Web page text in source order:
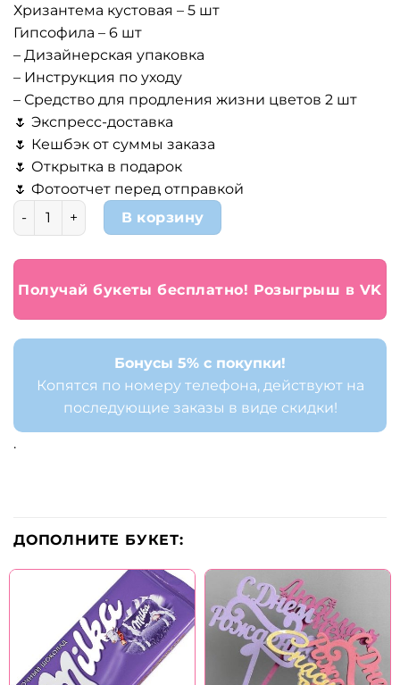
4
910 ₽.
390 ₽.
Хризантема кустовая – 5 шт
Гипсофила – 6 шт
– Дизайнерская упаковка
– Инструкция по уходу
– Средство для продления жизни цветов 2 шт
🌷 Экспресс-доставка
🌷 Кешбэк от суммы заказа
🌷 Открытка в подарок
🌷 Фотоотчет перед отправкой
Количество товара Букет Розовый фламинго из
В корзину
Получай букеты бесплатно! Розыгрыш в VK
Бонусы 5% с покупки!
Копятся по номеру телефона, действуют на
последующие заказы в виде скидки!
.
ДОПОЛНИТЕ БУКЕТ: